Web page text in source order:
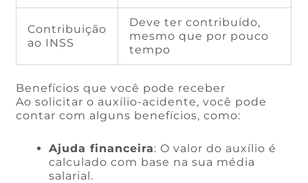
Contribuição
ao INSS
Deve ter contribuído,
mesmo que por pouco
tempo
Benefícios que você pode receber
Ao solicitar o auxílio-acidente, você pode
contar com alguns benefícios, como:
Ajuda financeira: O valor do auxílio é
calculado com base na sua média
salarial.